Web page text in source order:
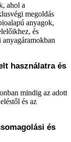
ahol a
megoldás
anyagok,
és
használatra és
mindig az adott
és az
és